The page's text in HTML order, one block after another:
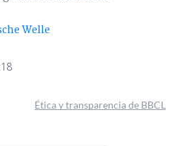
Welle
Ética y transparencia de BBCL